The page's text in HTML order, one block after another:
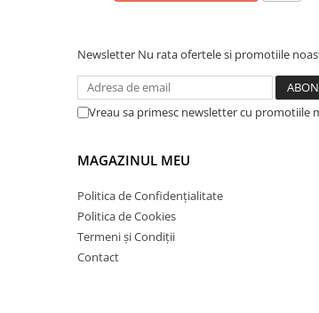
Newsletter Nu rata ofertele si promotiile
Vreau sa primesc newsletter cu promotiile
MAGAZINUL MEU
Politica de Confidențialitate
Politica de Cookies
Termeni și Condiții
Contact